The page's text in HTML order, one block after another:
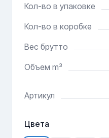
Кол-во в упаковке
Кол-во в коробке
Вес брутто
Объем m³
Артикул
Цвета